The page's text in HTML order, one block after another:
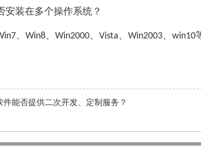
安装在多个操作系统？
、 Win8、 Win2000、 Vista、 Win2003、win10
件能否提供二次开发、定制服务？